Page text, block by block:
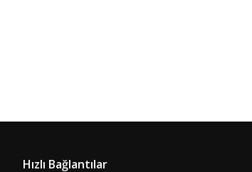
Hızlı Bağlantılar